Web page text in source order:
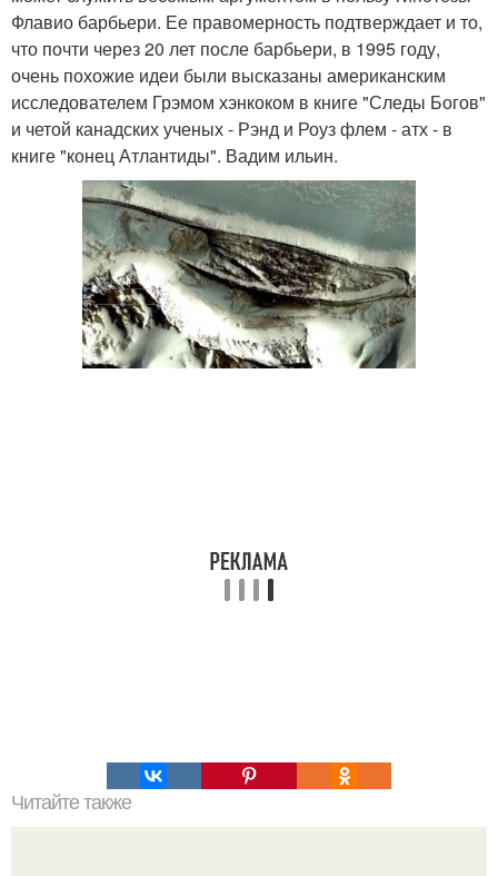
Флавио барбьери. Ее правомерность подтверждает и то,
что почти через 20 лет после барбьери, в 1995 году,
очень похожие идеи были высказаны американским
исследователем Грэмом хэнкоком в книге "Следы Богов"
и четой канадских ученых - Рэнд и Роуз флем - атх - в
книге "конец Атлантиды". Вадим ильин.
Читайте также